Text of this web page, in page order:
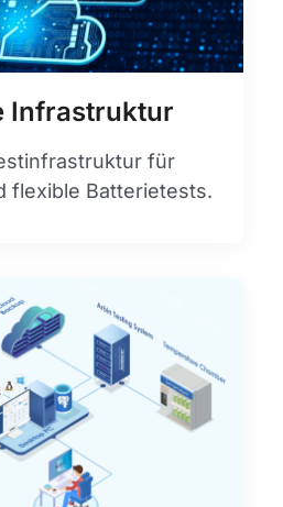
Infrastruktur
für
flexible Batterietests.